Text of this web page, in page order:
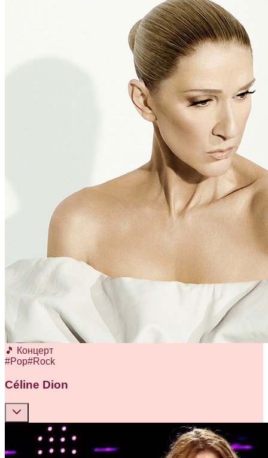
🎵 Концерт
#Pop#Rock
Céline Dion